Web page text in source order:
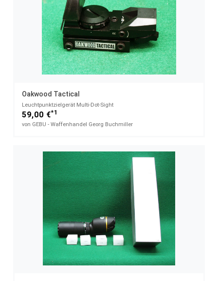
Oakwood Tactical
Leuchtpunktzielgerät Multi-Dot-Sight
59,00 €*1
von GEBU - Waffenhandel Georg Buchmiller